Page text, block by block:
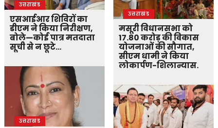
उत्तराखंड
एसआईआर शिविरों का
डीएम ने किया निरीक्षण,
बोले—कोई पात्र मतदाता
सूची से न छूटे…
उत्तराखंड
उत्तराखंड
मसूरी विधानसभा को
17.80 करोड़ की विकास
योजनाओं की सौगात,
सीएम धामी ने किया
लोकार्पण-शिलान्यास.